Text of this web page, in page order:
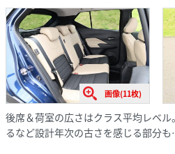
画像(11枚)
後席＆荷室の広さはクラス平均レベ
るなど設計年次の古さを感じる部分